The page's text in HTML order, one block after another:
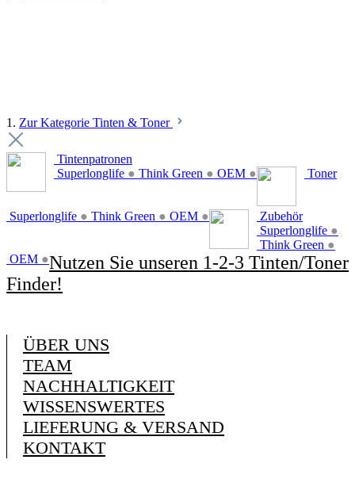
1. Zur Kategorie Tinten & Toner
Tintenpatronen
Superlonglife ● Think Green ● OEM ● Toner
Superlonglife ● Think Green ● OEM ●
Zubehör
Superlonglife ●
Think Green ●
OEM ●Nutzen Sie unseren 1-2-3 Tinten/Toner
Finder!
ÜBER UNS
TEAM
NACHHALTIGKEIT
WISSENSWERTES
LIEFERUNG & VERSAND
KONTAKT